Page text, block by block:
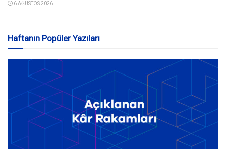
6 AĞUSTOS 2026
Haftanın Popüler Yazıları